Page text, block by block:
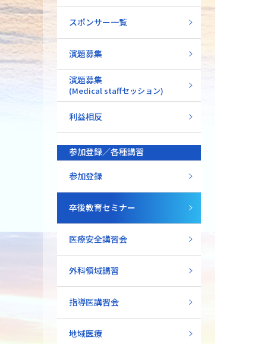
スポンサー一覧
演題募集
演題募集
(Medical staffセッション)
利益相反
参加登録／各種講習
参加登録
卒後教育セミナー
医療安全講習会
外科領域講習
指導医講習会
地域医療